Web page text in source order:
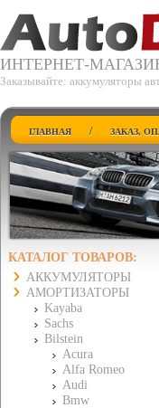
ИНТЕРНЕТ-
Заказывайте: аккумуляторы
ГЛАВНАЯ / ЗАКАЗ,
КАТАЛОГ ТОВАРОВ:
АККУМУЛЯТОРЫ
АМОРТИЗАТОРЫ
Kayaba
Sachs
Bilstein
Acura
Alfa Romeo
Audi
Bmw